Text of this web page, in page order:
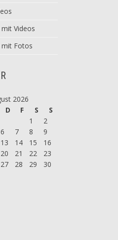
Videos
mit Fotos
2026
D F S
S
1
2
6 7 8
9
13 14 15
16
20 21 22
23
27 28 29
30